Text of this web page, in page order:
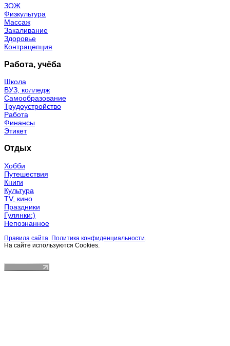
ЗОЖ
Физкультура
Массаж
Закаливание
Здоровье
Контрацепция
Работа, учёба
Школа
ВУЗ, колледж
Самообразование
Трудоустройство
Работа
Финансы
Этикет
Отдых
Хобби
Путешествия
Книги
Культура
TV, кино
Праздники
Гулянки:)
Непознанное
Правила сайта Политика конфиденциальности
На сайте используются Cookies.